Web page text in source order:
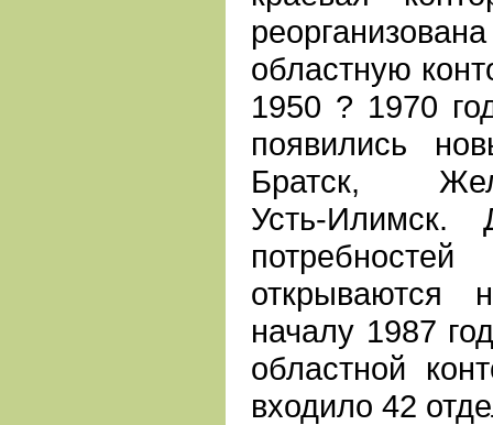
областную
1950 ? 1970
появились
Братск,
Усть-Илимск.
открываются
началу 1987
областной
входило 42